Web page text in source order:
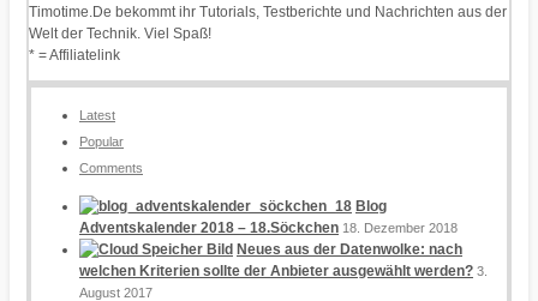
Timotime.De bekommt ihr Tutorials, Testberichte und Nachrichten aus der
Welt der Technik. Viel Spaß!
* = Affiliatelink
Latest
Popular
Comments
Blog
Adventskalender 2018 – 18.Söckchen 18. Dezember 2018
Neues aus der Datenwolke: nach
welchen Kriterien sollte der Anbieter ausgewählt werden? 3.
August 2017